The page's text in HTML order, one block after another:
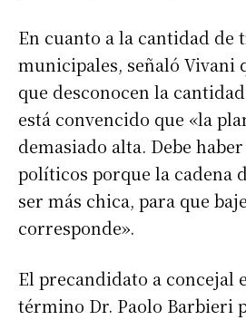
En cuanto a la cantidad de
municipales, señaló Vivani
que desconocen la
está convencido que «la
demasiado alta. Debe
políticos porque la cadena
ser más chica, para que
corresponde».
El precandidato a concejal
término Dr. Paolo Barbieri